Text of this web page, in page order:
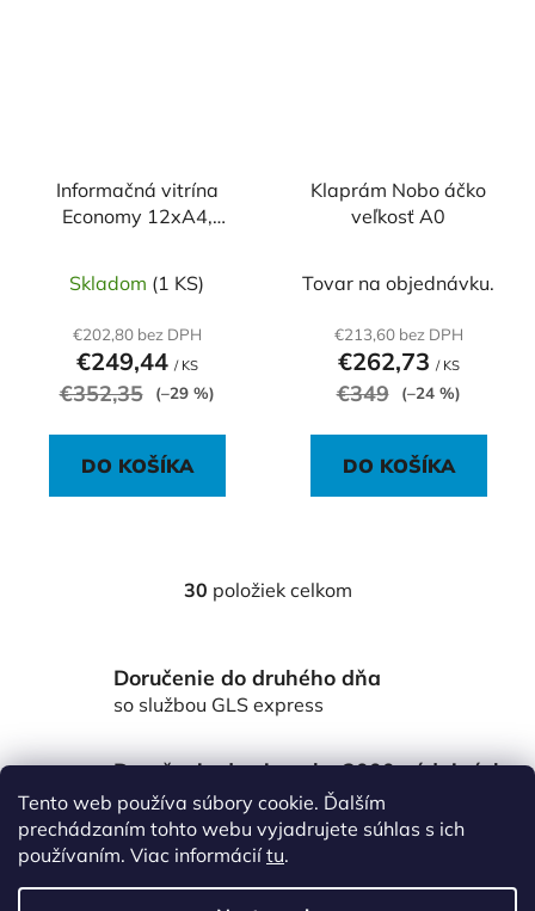
Tento web používa súbory cookie. Ďalším
prechádzaním tohto webu vyjadrujete súhlas s ich
používaním. Viac informáciítu.
Informačná vitrína
Economy 12xA4,
Skladom (1 KS)
€202,80 bez DPH
€249,44 / KS
€352,35 (–29 %)
DO KOŠÍKA
Klaprám Nobo áčko
veľkosť A0
Tovar na objednávku.
€213,60 bez DPH
€262,73 / KS
€349 (–24 %)
DO KOŠÍKA
O
á
d
c
e
p
r
v
30 položiek celkom
Doručenie do druhého dňa
so službou GLS express
Doručenie do viac ako 3000 výdajných
miest Packeta
po celom Slovensku